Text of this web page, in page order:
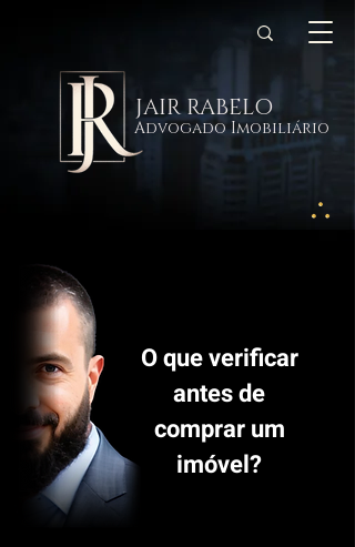
JAIR RABELO
Advogado Imobiliário
O que verificar
antes de
comprar um
imóvel?